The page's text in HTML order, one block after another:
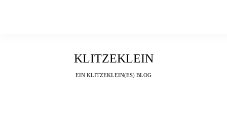
KLITZEKLEIN
EIN KLITZEKLEIN(ES) BLOG